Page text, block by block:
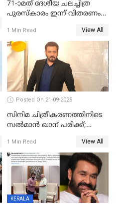
71-ാമത് ദേശീയ ചലച്ചിത്ര
പുരസ്‌കാരം ഇന്ന് വിതരണം
1 Min Read View All
Posted On 21-09-2025
സിനിമ ചിത്രീകരണത്തിനിടെ
സൽമാൻ ഖാന് പരിക്ക്;
മുംബൈയിലേക്ക് മടങ്ങി
1 Min Read View All
KERALA